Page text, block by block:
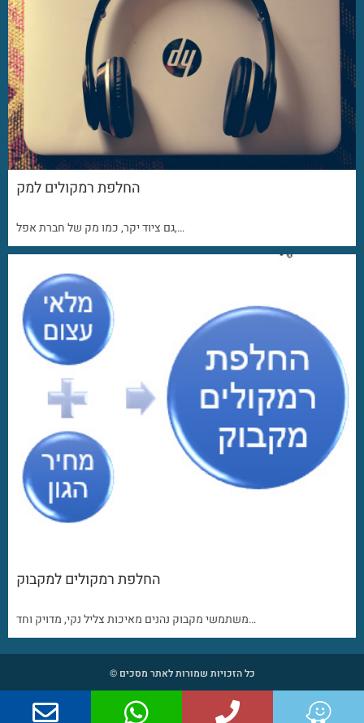
החלפת רמקולים למק
גם ציוד יקר, כמו מק של חברת אפל,…
החלפת רמקולים למקבוק
משתמשי מקבוק נהנים מאיכות צליל נקי, מדויק וחד…
כל הזכויות שמורות לאתר מסכים ©